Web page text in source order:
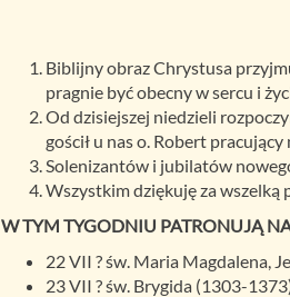
Biblijny obraz Chrystusa
pragnie być obecny w sercu i
Od dzisiejszej niedzieli
gościł u nas o. Robert
Solenizantów i jubilatów
Wszystkim dziękuję za wszelką
W TYM TYGODNIU PATRONUJĄ
22 VII ? św. Maria Magdalena,
23 VII ? św. Brygida (1303-